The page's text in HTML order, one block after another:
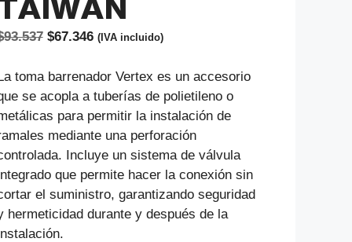
93.537 El
original
era:
$93.537.
$67.346El
actual
es:
$67.346.
(IVA incluido)
toma barrenador Vertex es un accesorio
se acopla a tuberías de polietileno o
para permitir la instalación de
mediante una perforación
Incluye un sistema de válvula
que permite hacer la conexión sin
el suministro, garantizando seguridad
hermeticidad durante y después de la